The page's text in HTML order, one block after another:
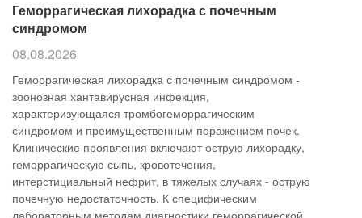
Геморрагическая лихорадка с почечным
синдромом
08.08.2026
Геморрагическая лихорадка с почечным синдромом -
зоонозная хантавирусная инфекция,
характеризующаяся тромбогеморрагическим
синдромом и преимущественным поражением почек.
Клинические проявления включают острую лихорадку,
геморрагическую сыпь, кровотечения,
интерстициальный нефрит, в тяжелых случаях - острую
почечную недостаточность. К специфическим
лабораторным методам диагностики геморрагической